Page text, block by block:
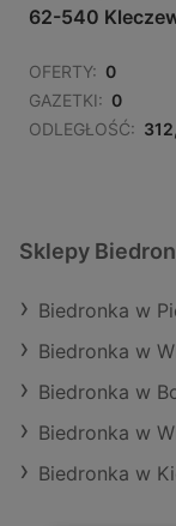
62-540
OFERTY: 0
GAZETKI: 0
ODLEGŁOŚĆ:
Sklepy
Biedronka w
Biedronka w
Biedronka w
Biedronka w
Biedronka w